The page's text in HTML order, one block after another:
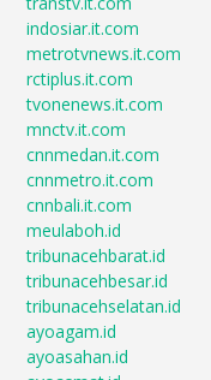
indosiar.it.com
metrotvnews.it.com
rctiplus.it.com
tvonenews.it.com
mnctv.it.com
cnnmedan.it.com
cnnmetro.it.com
cnnbali.it.com
meulaboh.id
tribunacehbarat.id
tribunacehbesar.id
tribunacehselatan.id
ayoagam.id
ayoasahan.id